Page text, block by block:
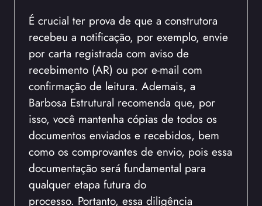
É crucial ter prova de que a construtora
recebeu a notificação, por exemplo, envie
por carta registrada com aviso de
recebimento (AR) ou por e-mail com
confirmação de leitura. Ademais, a
Barbosa Estrutural recomenda que, por
isso, você mantenha cópias de todos os
documentos enviados e recebidos, bem
como os comprovantes de envio, pois essa
documentação será fundamental para
qualquer etapa futura do
processo. Portanto, essa diligência